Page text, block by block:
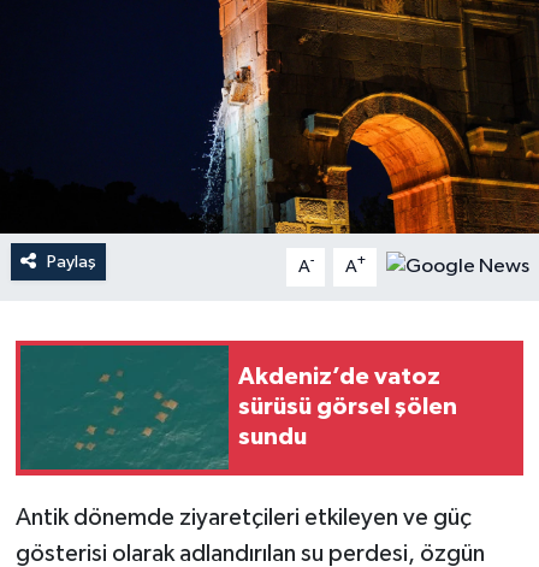
Paylaş A- A+
Akdeniz’de vatoz
sürüsü görsel şölen
sundu
Antik dönemde ziyaretçileri etkileyen ve güç
gösterisi olarak adlandırılan su perdesi, özgün
Magazin
Öğle Bülteni
Siyaset
Sosyal medya
Teknoloji